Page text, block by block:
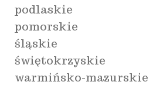
podlaskie
pomorskie
śląskie
świętokrzyskie
warmińsko-mazurskie